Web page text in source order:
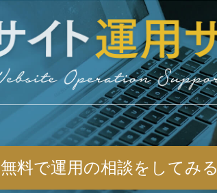
無料で運用の相談をしてみる